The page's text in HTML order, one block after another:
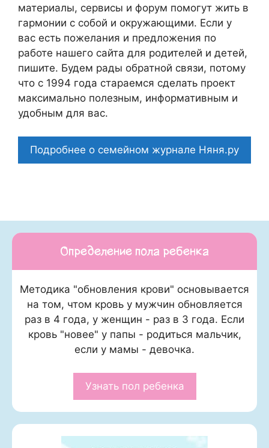
материалы, сервисы и форум помогут жить в
гармонии с собой и окружающими. Если у
вас есть пожелания и предложения по
работе нашего сайта для родителей и детей,
пишите. Будем рады обратной связи, потому
что c 1994 года стараемся сделать проект
максимально полезным, информативным и
удобным для вас.
Подробнее о семейном журнале Няня.ру
Определение пола ребенка
Методика "обновления крови" основывается
на том, чтом кровь у мужчин обновляется
раз в 4 года, у женщин - раз в 3 года. Если
кровь "новее" у папы - родиться мальчик,
если у мамы - девочка.
Узнать пол ребенка